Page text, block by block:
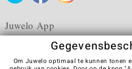
Juwelo App
Om Juwelo optimaal te kunnen tonen